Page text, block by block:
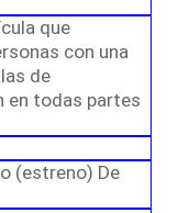
que
con una
de
en todas partes
(estreno) De